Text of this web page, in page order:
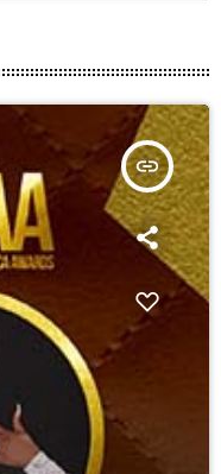
insert_link